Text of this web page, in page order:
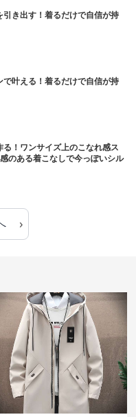
き出す！着るだけで自信が持
叶える！着るだけで自信が持
！ワンサイズ上のこなれ感ス
のある着こなしで今っぽいシル
›